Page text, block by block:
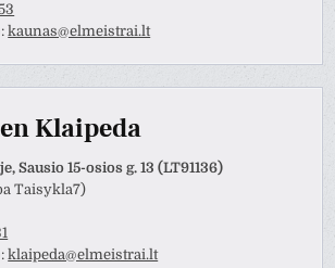
kaunas@elmeistrai.lt
Klaipeda
Sausio 15-osios g. 13 (LT91136)
Taisykla7)
klaipeda@elmeistrai.lt